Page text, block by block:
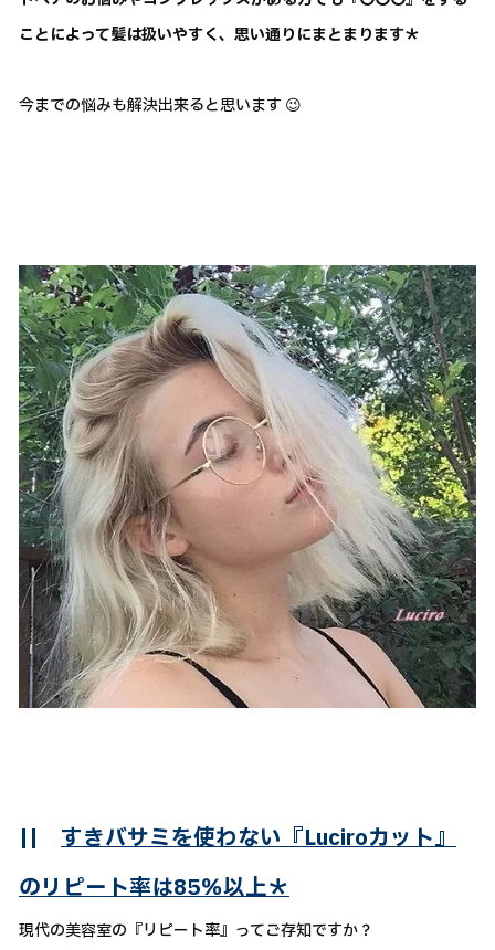
ことによって髪は扱いやすく、思い通りにまとまります＊
今までの悩みも解決出来ると思います 😉
|| すきバサミを使わない『Luciroカット』
のリピート率は85％以上＊
現代の美容室の『リピート率』ってご存知ですか？